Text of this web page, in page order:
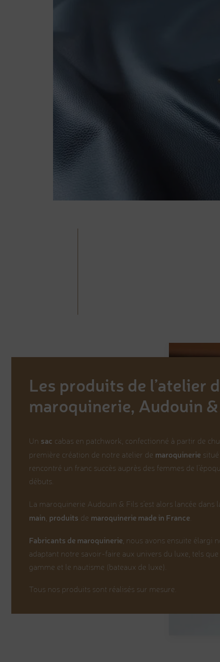
Les produits de l’atelier
maroquinerie, Audouin
Un sac cabas en patchwork, confectionné à partir de
première création de notre atelier de maroquinerie
rencontré un franc succès auprès des femmes de
débuts.
La maroquinerie Audouin & Fils s’est alors lancée dans
main, produits de maroquinerie made in France.
Fabricants de maroquinerie, nous avons ensuite élargi
adaptant notre savoir-faire aux univers du luxe, tels
gamme et le nautisme (bateaux de luxe).
Tous nos produits sont réalisés sur mesure.